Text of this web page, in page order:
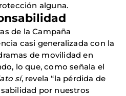
alguna.
de la Campaña
casi generalizada con la
de movilidad en
lo que, como señala el
sí, revela “la pérdida de
por nuestros